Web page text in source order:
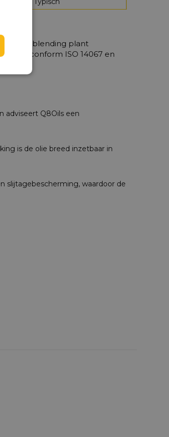
blending plant
conform ISO 14067 en
adviseert Q8Oils een
is de olie breed inzetbaar in
slijtagebescherming, waardoor de